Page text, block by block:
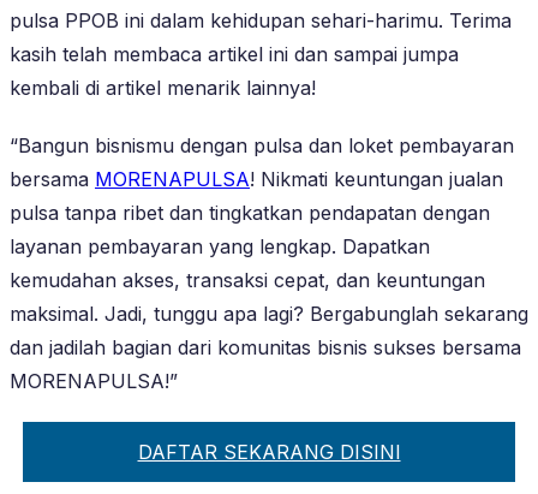
pulsa PPOB ini dalam kehidupan sehari-harimu. Terima
kasih telah membaca artikel ini dan sampai jumpa
kembali di artikel menarik lainnya!
“Bangun bisnismu dengan pulsa dan loket pembayaran
bersama MORENAPULSA! Nikmati keuntungan jualan
pulsa tanpa ribet dan tingkatkan pendapatan dengan
layanan pembayaran yang lengkap. Dapatkan
kemudahan akses, transaksi cepat, dan keuntungan
maksimal. Jadi, tunggu apa lagi? Bergabunglah sekarang
dan jadilah bagian dari komunitas bisnis sukses bersama
MORENAPULSA!”
DAFTAR SEKARANG DISINI